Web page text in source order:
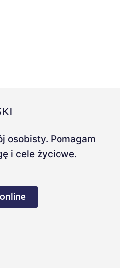
osobisty. Pomagam
i cele życiowe.